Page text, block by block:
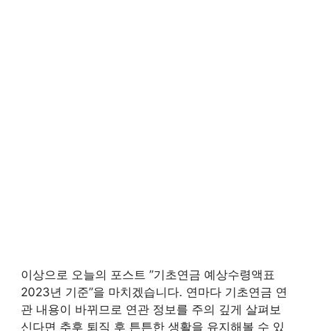
이상으로 오늘의 포스트 ”기초연금 예상수령액표
2023년 기준”을 마치겠습니다. 연마다 기초연금 연
관 내용이 바뀌므로 연관 정보를 주의 깊게 살펴보
신다면 추후 퇴직 후 튼튼한 생활을 유지해볼 수 있